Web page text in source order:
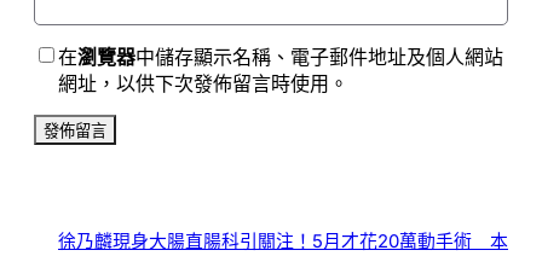
在瀏覽器中儲存顯示名稱、電子郵件地址及個人網站
網址，以供下次發佈留言時使用。
徐乃麟現身大腸直腸科引關注！5月才花20萬動手術 本